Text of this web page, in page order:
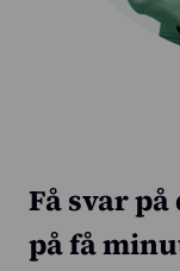
Få svar
på få